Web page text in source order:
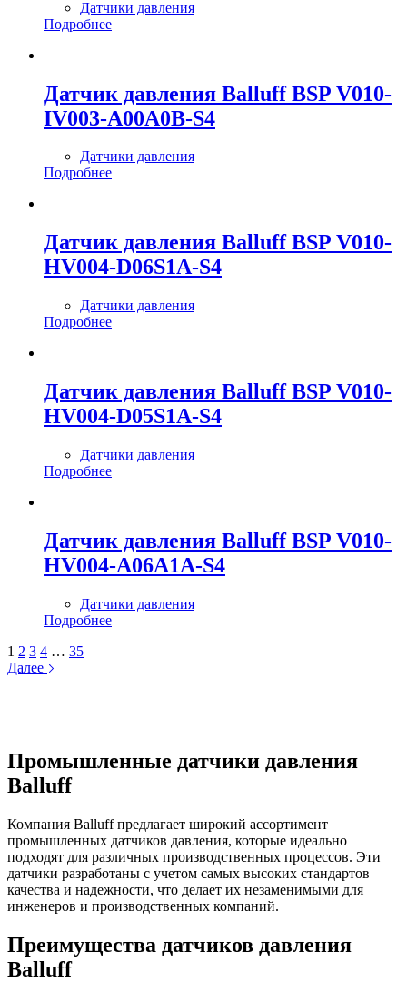
Датчики давления
Подробнее
Датчик давления Balluff BSP V010-
IV003-A00A0B-S4
Датчики давления
Подробнее
Датчик давления Balluff BSP V010-
HV004-D06S1A-S4
Датчики давления
Подробнее
Датчик давления Balluff BSP V010-
HV004-D05S1A-S4
Датчики давления
Подробнее
Датчик давления Balluff BSP V010-
HV004-A06A1A-S4
Датчики давления
Подробнее
1 2 3 4 … 35
Далее
Промышленные датчики давления
Balluff
Компания Balluff предлагает широкий ассортимент
промышленных датчиков давления, которые идеально
подходят для различных производственных процессов. Эти
датчики разработаны с учетом самых высоких стандартов
качества и надежности, что делает их незаменимыми для
инженеров и производственных компаний.
Преимущества датчиков давления
Balluff